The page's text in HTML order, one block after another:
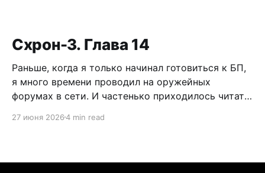
Схрон-3. Глава 14
Раньше, когда я только начинал готовиться к БП,
я много времени проводил на оружейных
форумах в сети. И частенько приходилось читать
короткоствола и нужно ли это в России. Как
поводу разрешения пистолетов
27 июня 20264 min read